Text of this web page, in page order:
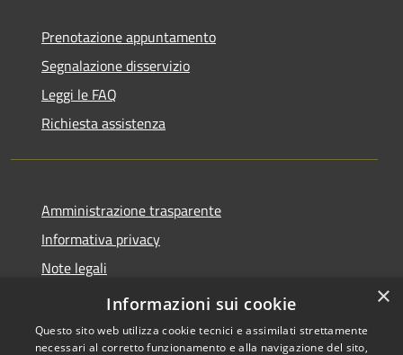
Prenotazione appuntamento
Segnalazione disservizio
Leggi le FAQ
Richiesta assistenza
Amministrazione trasparente
Informativa privacy
Note legali
Dichiarazione di accessibilità
×
Informazioni sui cookie
Questo sito web utilizza cookie tecnici e assimilati strettamente
necessari al corretto funzionamento e alla navigazione del sito,